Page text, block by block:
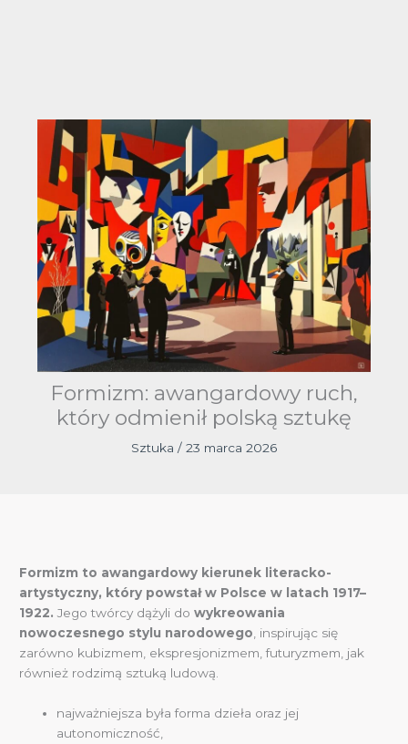
Formizm: awangardowy ruch,
który odmienił polską sztukę
Sztuka / 23 marca 2026
Formizm to awangardowy kierunek literacko-
artystyczny, który powstał w Polsce w latach 1917–
1922. Jego twórcy dążyli dowykreowania
nowoczesnego stylu narodowego , inspirując się
zarówno kubizmem, ekspresjonizmem, futuryzmem, jak
również rodzimą sztuką ludową.
najważniejsza była forma dzieła oraz jej
autonomiczność,